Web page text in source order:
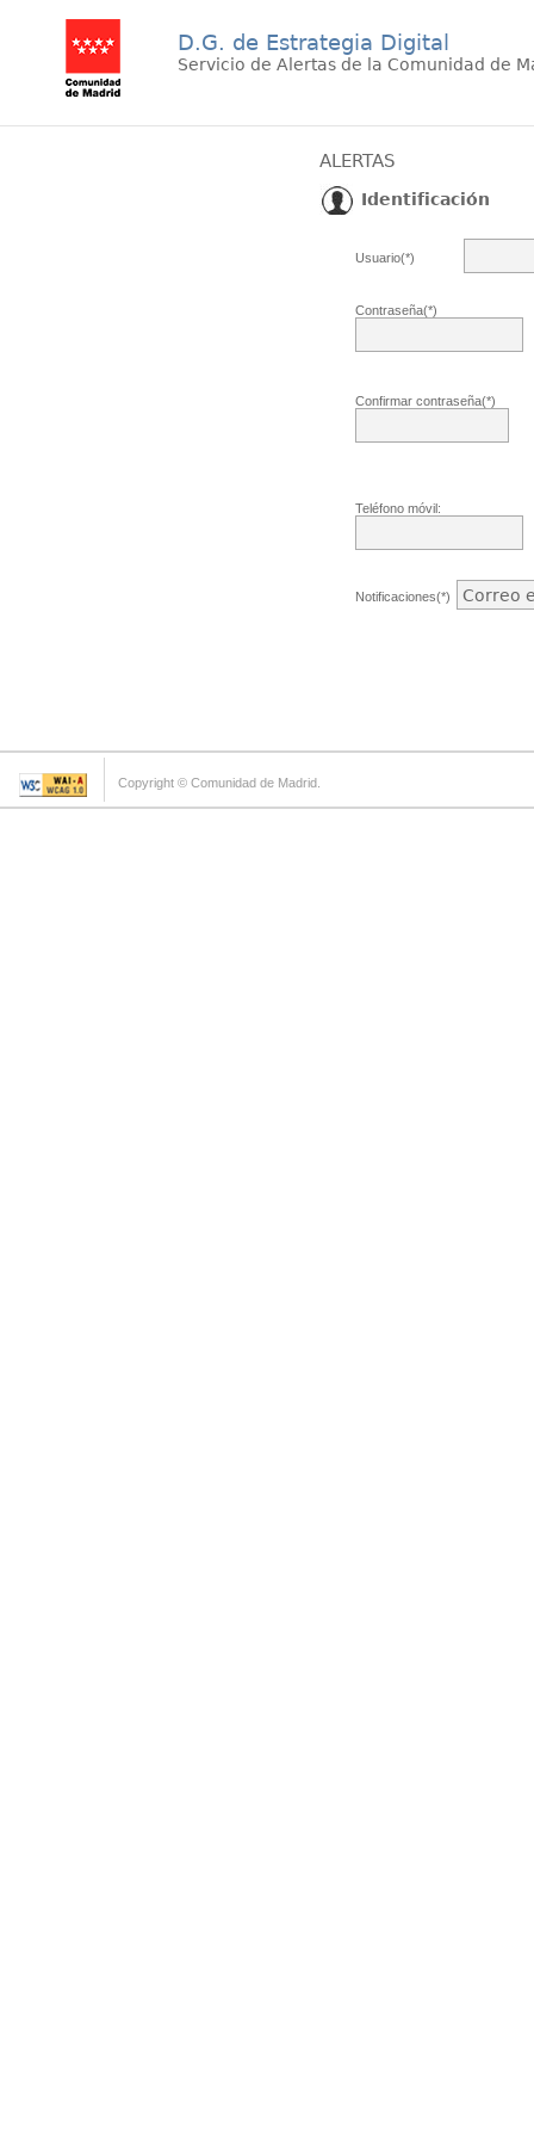
D.G. de Estrategia Digital
Servicio de Alertas de la Comunidad de
ALERTAS
Identificación
Usuario(*)
Contraseña(*)
Confirmar contraseña(*)
Teléfono móvil:
Notificaciones(*)
Copyright © Comunidad de Madrid.